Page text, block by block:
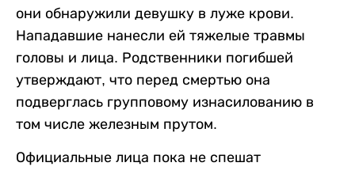
они обнаружили девушку в луже крови.
Нападавшие нанесли ей тяжелые травмы
головы и лица. Родственники погибшей
утверждают, что перед смертью она
подверглась групповому изнасилованию в
том числе железным прутом.
Официальные лица пока не спешат